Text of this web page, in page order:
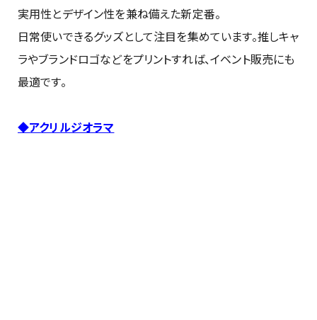
実用性とデザイン性を兼ね備えた新定番。
日常使いできるグッズとして注目を集めています。推しキャ
ラやブランドロゴなどをプリントすれば、イベント販売にも
最適です。
◆アクリルジオラマ